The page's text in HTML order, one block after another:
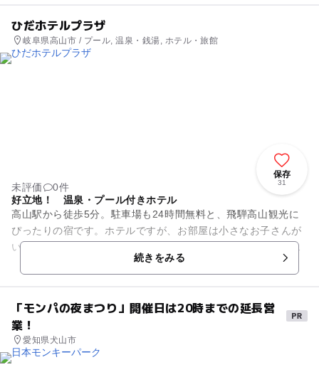
ひだホテルプラザ
岐阜県高山市 / プール, 温泉・銭湯, ホテル・旅館
保存
31
未評価
0件
好立地！ 温泉・プール付きホテル
高山駅から徒歩5分。駐車場も24時間無料と、飛騨高山観光に
ぴったりの宿です。ホテルですが、お部屋は小さなお子さんが
いてもすごしやすい和室もご用意。お風呂はお肌に優しい天然
温泉で、最上階の大浴場や...続きをみる
「モンパの夜まつり」開催日は20時までの延長営
業！
愛知県犬山市